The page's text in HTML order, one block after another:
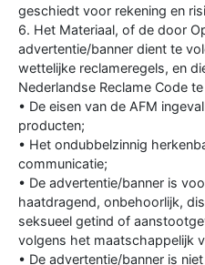
geschiedt voor rekening en
6. Het Materiaal, of de door
advertentie/banner dient te
wettelijke reclameregels, en
Nederlandse Reclame Code te
• De eisen van de AFM
producten;
• Het ondubbelzinnig
communicatie;
• De advertentie/banner is
haatdragend, onbehoorlijk,
seksueel getind of
volgens het maatschappelijk
• De advertentie/banner is